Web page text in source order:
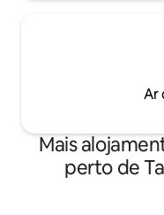
Ar
Mais
perto de